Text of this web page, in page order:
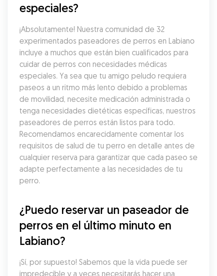
especiales?
¡Absolutamente! Nuestra comunidad de 32
experimentados paseadores de perros en Labiano
incluye a muchos que están bien cualificados para
cuidar de perros con necesidades médicas
especiales. Ya sea que tu amigo peludo requiera
paseos a un ritmo más lento debido a problemas
de movilidad, necesite medicación administrada o
tenga necesidades dietéticas específicas, nuestros
paseadores de perros están listos para todo.
Recomendamos encarecidamente comentar los
requisitos de salud de tu perro en detalle antes de
cualquier reserva para garantizar que cada paseo se
adapte perfectamente a las necesidades de tu
perro.
¿Puedo reservar un paseador de
perros en el último minuto en
Labiano?
¡Sí, por supuesto! Sabemos que la vida puede ser
impredecible y a veces necesitarás hacer una